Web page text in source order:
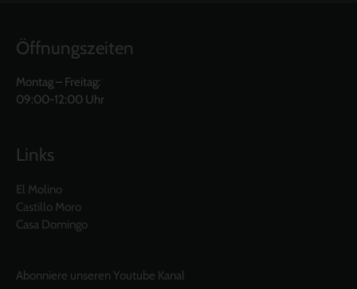
Öffnungszeiten
Montag – Freitag:
09:00-12:00 Uhr
Links
El Molino
Castillo Moro
Casa Domingo
Abonniere unseren Youtube Kanal